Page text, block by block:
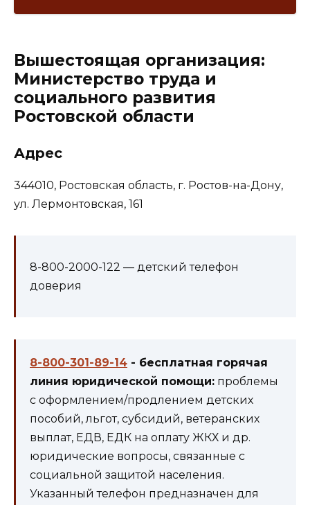
Вышестоящая организация:
Министерство труда и
социального развития
Ростовской области
Адрес
344010, Ростовская область, г. Ростов-на-Дону,
ул. Лермонтовская, 161
8-800-2000-122 — детский телефон
доверия
8-800-301-89-14 - бесплатная горячая
линия юридической помощи: проблемы
с оформлением/продлением детских
пособий, льгот, субсидий, ветеранских
выплат, ЕДВ, ЕДК на оплату ЖКХ и др.
юридические вопросы, связанные с
социальной защитой населения.
Указанный телефон предназначен для